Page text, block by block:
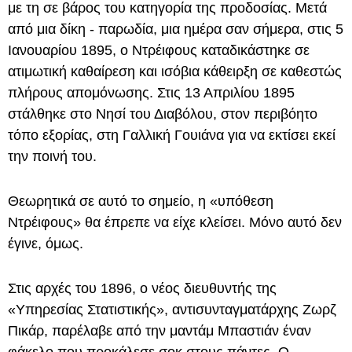
με τη σε βάρος του κατηγορία της προδοσίας. Μετά
από μια δίκη - παρωδία, μια ημέρα σαν σήμερα, στις 5
Ιανουαρίου 1895, ο Ντρέιφους καταδικάστηκε σε
ατιμωτική καθαίρεση και ισόβια κάθειρξη σε καθεστώς
πλήρους απομόνωσης. Στις 13 Απριλίου 1895
στάλθηκε στο Νησί του Διαβόλου, στον περιβόητο
τόπο εξορίας, στη Γαλλική Γουιάνα για να εκτίσει εκεί
την ποινή του.
Θεωρητικά σε αυτό το σημείο, η «υπόθεση
Ντρέιφους» θα έπρεπε να είχε κλείσει. Μόνο αυτό δεν
έγινε, όμως.
Στις αρχές του 1896, ο νέος διευθυντής της
«Υπηρεσίας Στατιστικής», αντισυνταγματάρχης Ζωρζ
Πικάρ, παρέλαβε από την μαντάμ Μπαστιάν έναν